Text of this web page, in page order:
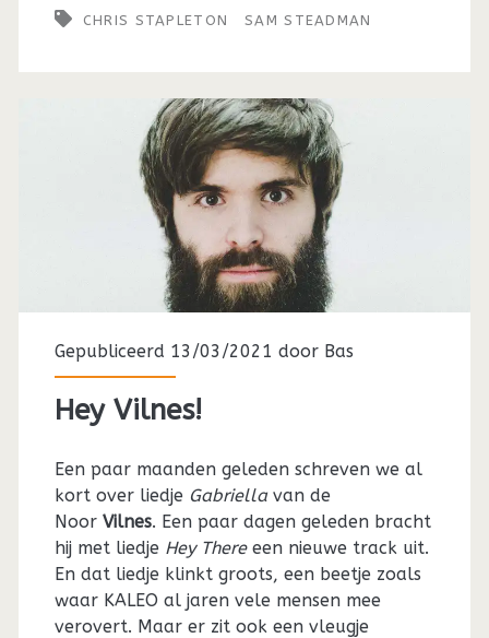
CHRIS STAPLETON SAM STEADMAN
Gepubliceerd 13/03/2021 door Bas
Hey Vilnes!
Een paar maanden geleden schreven we al
kort over liedje Gabriellavan de
Noor Vilnes. Een paar dagen geleden bracht
hij met liedje Hey Thereeen nieuwe track uit.
En dat liedje klinkt groots, een beetje zoals
waar KALEO al jaren vele mensen mee
verovert. Maar er zit ook een vleugje